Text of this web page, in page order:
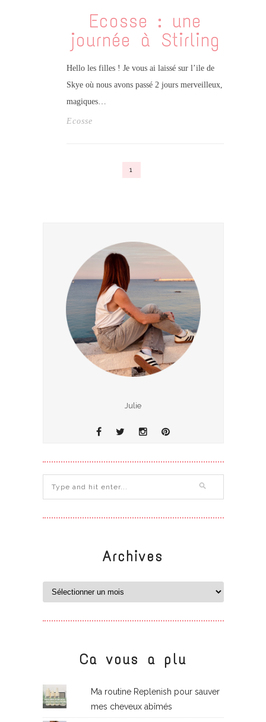
Ecosse : une
journée à Stirling
Hello les filles ! Je vous ai laissé sur l’ile de
Skye où nous avons passé 2 jours merveilleux,
magiques…
Ecosse
1
Julie
Archives
Ca vous a plu
Ma routine Replenish pour sauver
mes cheveux abîmés